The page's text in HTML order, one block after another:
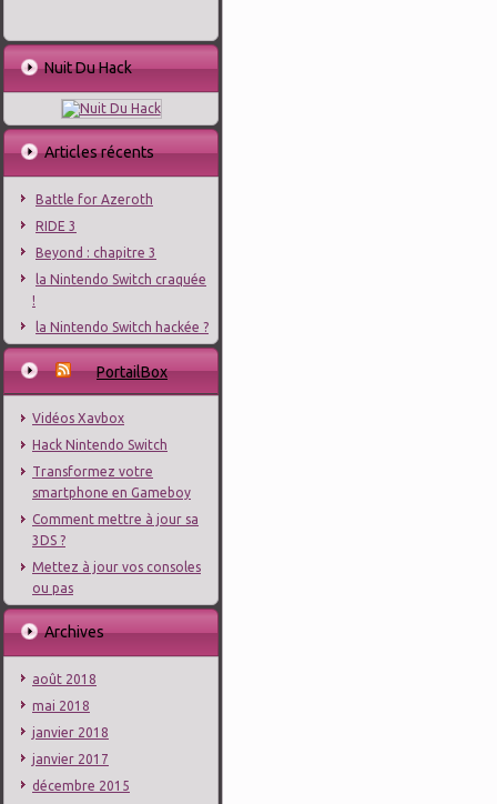
Nuit Du Hack
Articles récents
Battle for Azeroth
RIDE 3
Beyond : chapitre 3
la Nintendo Switch craquée
!
la Nintendo Switch hackée ?
PortailBox
Vidéos Xavbox
Hack Nintendo Switch
Transformez votre
smartphone en Gameboy
Comment mettre à jour sa
3DS ?
Mettez à jour vos consoles
ou pas
Archives
août 2018
mai 2018
janvier 2018
janvier 2017
décembre 2015